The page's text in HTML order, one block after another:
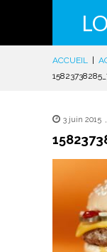
ACCUEIL
3 juin 2015 ,